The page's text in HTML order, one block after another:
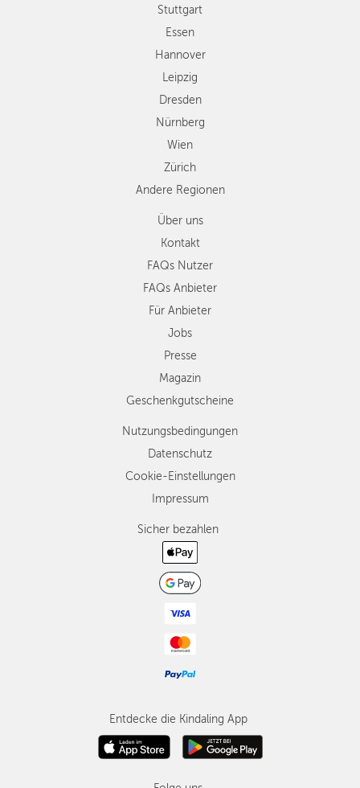
Wien
Zürich
Andere
Regionen
Stuttgart
Essen
Hannover
Leipzig
Dresden
Nürnberg
Wien
Zürich
Andere Regionen
Über uns
Kontakt
FAQs Nutzer
FAQs Anbieter
Für Anbieter
Jobs
Presse
Magazin
Geschenkgutscheine
Nutzungsbedingungen
Datenschutz
Cookie-Einstellungen
Impressum
Sicher bezahlen
Entdecke die Kindaling App